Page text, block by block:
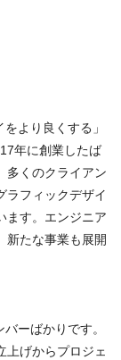
より良くする」
年に創業したば
多くのクライアン
ラフィックデザイ
ます。エンジニア
新たな事業も展開
ーばかりです。
上げからプロジェ